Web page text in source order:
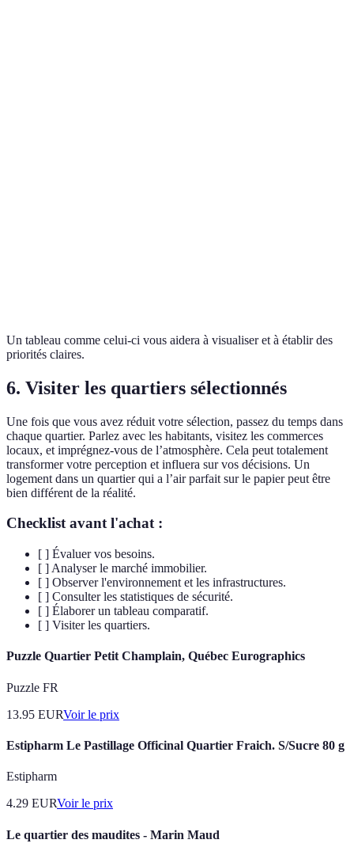
Un tableau comme celui-ci vous aidera à visualiser et à établir des
priorités claires.
6. Visiter les quartiers sélectionnés
Une fois que vous avez réduit votre sélection, passez du temps dans
chaque quartier. Parlez avec les habitants, visitez les commerces
locaux, et imprégnez-vous de l’atmosphère. Cela peut totalement
transformer votre perception et influera sur vos décisions. Un
logement dans un quartier qui a l’air parfait sur le papier peut être
bien différent de la réalité.
Checklist avant l'achat :
[ ] Évaluer vos besoins.
[ ] Analyser le marché immobilier.
[ ] Observer l'environnement et les infrastructures.
[ ] Consulter les statistiques de sécurité.
[ ] Élaborer un tableau comparatif.
[ ] Visiter les quartiers.
Puzzle Quartier Petit Champlain, Québec Eurographics
Puzzle FR
13.95 EURVoir le prix
Estipharm Le Pastillage Officinal Quartier Fraich. S/Sucre 80 g
Estipharm
4.29 EURVoir le prix
Le quartier des maudites - Marin Maud